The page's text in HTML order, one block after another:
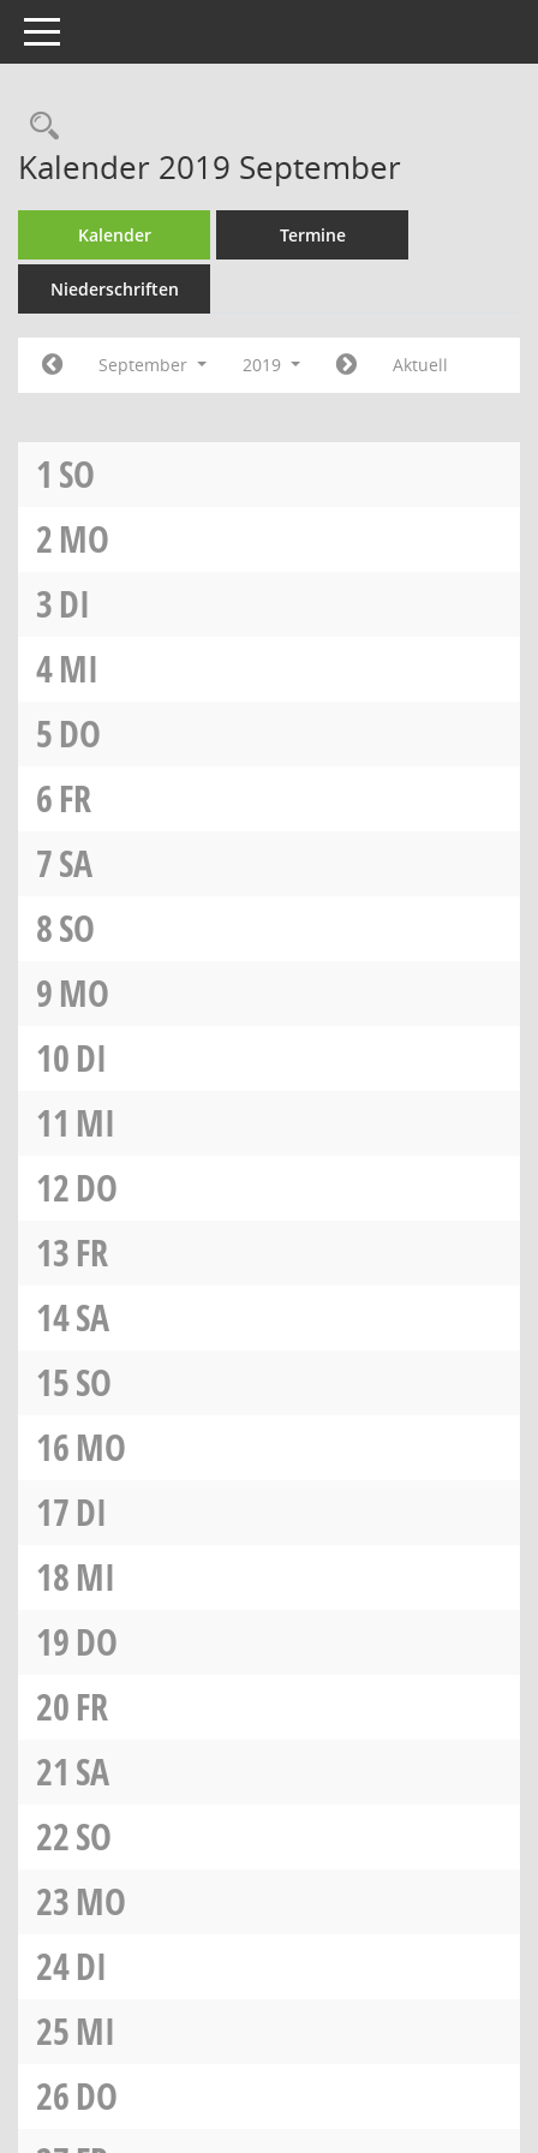
Toggle navigation
Rechercheauswahl
Kalender 2019 September
Kalender Termine
Niederschriften
September 2019 Aktuell
1 SO
2MO
3DI
4MI
5DO
6FR
7SA
8SO
9MO
10DI
11 MI
12DO
13FR
14SA
15SO
16MO
17DI
18MI
19DO
20FR
21 SA
22SO
23MO
24DI
25MI
26DO